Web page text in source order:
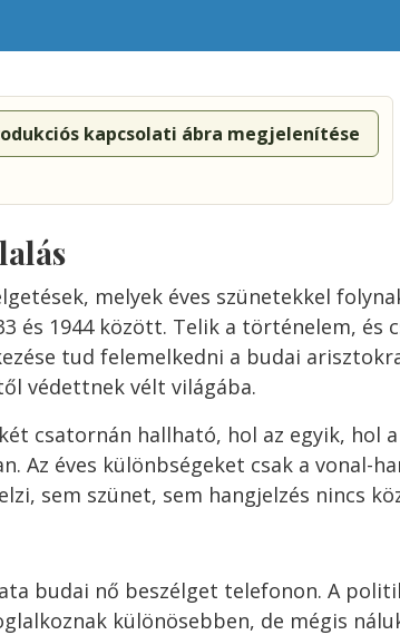
kapcsolati ábra megjelenítése
melyek éves szünetekkel
és 1944 között. Telik a történelem, és
tud felemelkedni a budai
védettnek vélt világába.
csatornán hallható, hol az egyik, hol
Az éves különbségeket csak a vonal-
sem szünet, sem hangjelzés nincs
budai nő beszélget telefonon. A
különösebben, de mégis